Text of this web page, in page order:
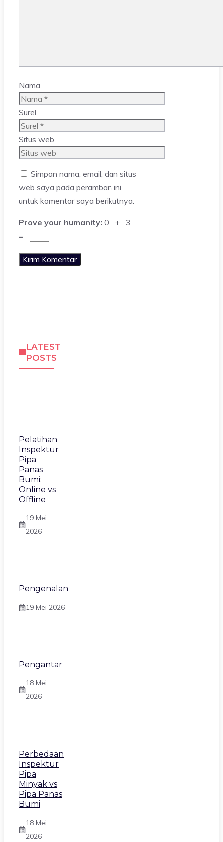
Nama
Surel
Situs web
Simpan nama, email, dan situs
web saya pada peramban ini
untuk komentar saya berikutnya.
Prove your humanity: 0 + 3
=
LATEST
POSTS
Pelatihan
Inspektur
Pipa
Panas
Bumi:
Online vs
Offline
19 Mei
2026
Pengenalan
19 Mei 2026
Pengantar
18 Mei
2026
Perbedaan
Inspektur
Pipa
Minyak vs
Pipa Panas
Bumi
18 Mei
2026